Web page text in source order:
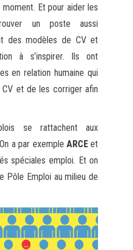
Et pour aider les
un poste aussi
des modèles de CV et
à s’inspirer. Ils ont
en relation humaine qui
et de les corriger afin
se rattachent aux
a par exemple ARCEet
spéciales emploi. Et on
Pôle Emploi au milieu de